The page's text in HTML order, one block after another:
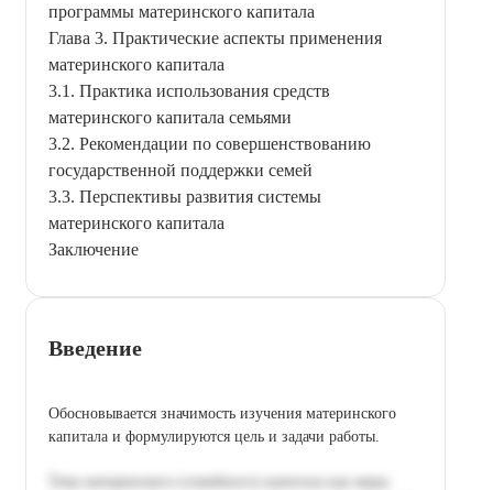
программы материнского капитала
Глава 3. Практические аспекты применения
материнского капитала
3.1. Практика использования средств
материнского капитала семьями
3.2. Рекомендации по совершенствованию
государственной поддержки семей
3.3. Перспективы развития системы
материнского капитала
Заключение
Введение
Обосновывается значимость изучения материнского
капитала и формулируются цель и задачи работы.